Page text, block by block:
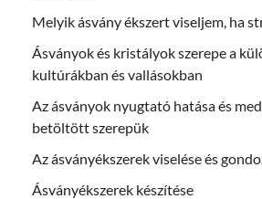
Melyik ásvány ékszert viseljem, ha
Ásványok és kristályok szerepe a
kultúrákban és vallásokban
Az ásványok nyugtató hatása és
betöltött szerepük
Az ásványékszerek viselése és
Ásványékszerek készítése